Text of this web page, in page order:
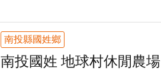
南投縣國姓鄉
南投國姓 地球村休閒農場